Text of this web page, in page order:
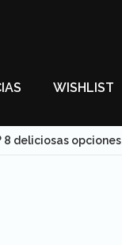
WISHLIST
8 deliciosas opciones